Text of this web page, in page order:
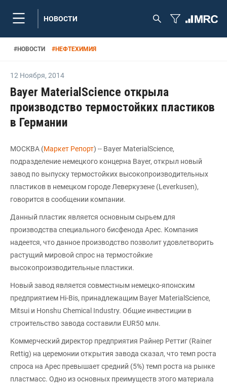
НОВОСТИ
#НОВОСТИ #НЕФТЕХИМИЯ
12 Ноября, 2014
Bayer MaterialScience открыла
производство термостойких пластиков
в Германии
МОСКВА (Маркет Репорт) -- Bayer MaterialScience,
подразделение немецкого концерна Bayer, открыл новый
завод по выпуску термостойких высокопроизводительных
пластиков в немецком городе Леверкузене (Leverkusen),
говорится в сообщении компании.
Данный пластик является основным сырьем для
производства специального бисфенода Арес. Компания
надеется, что данное производство позволит удовлетворить
растущий мировой спрос на термостойкие
высокопроизводительные пластики.
Новый завод является совместным немецко-японским
предприятием Hi-Bis, принадлежащим Bayer MaterialScience,
Mitsui и Honshu Chemical Industry. Общие инвестиции в
строительство завода составили EUR50 млн.
Коммерческий директор предприятия Райнер Реттиг (Rainer
Rettig) на церемонии открытия завода сказал, что темп роста
спроса на Apec превышает средний (5%) темп роста на рынке
пластмасс. Одно из основных преимуществ этого материала